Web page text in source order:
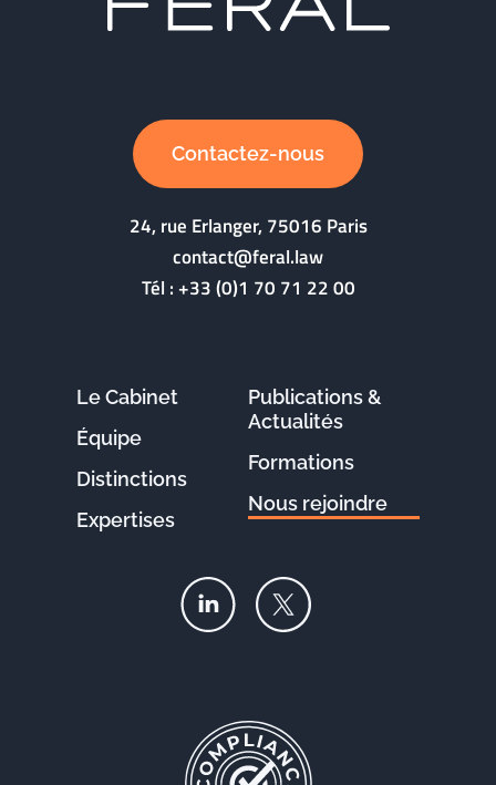
Contactez-nous
24, rue Erlanger, 75016 Paris
contact@feral.law
Tél :+33 (0)1 70 71 22 00
Le Cabinet
Équipe
Distinctions
Expertises
Publications &
Actualités
Formations
Nous rejoindre